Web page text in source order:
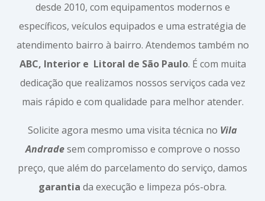
desde 2010, com equipamentos modernos e
específicos, veículos equipados e uma estratégia de
atendimento bairro à bairro. Atendemos também no
ABC, Interior e Litoral de São Paulo. É com muita
dedicação que realizamos nossos serviços cada vez
mais rápido e com qualidade para melhor atender.
Solicite agora mesmo uma visita técnica no Vila
Andradesem compromisso e comprove o nosso
preço, que além do parcelamento do serviço, damos
garantia da execução e limpeza pós-obra.